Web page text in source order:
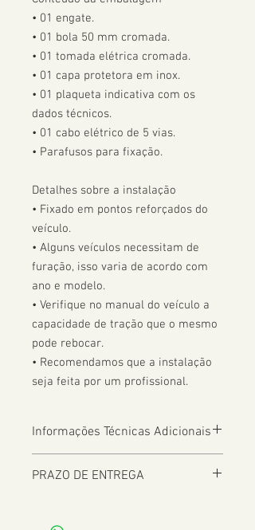
• 01 engate.
• 01 bola 50 mm cromada.
• 01 tomada elétrica cromada.
• 01 capa protetora em inox.
• 01 plaqueta indicativa com os
dados técnicos.
• 01 cabo elétrico de 5 vias.
• Parafusos para fixação.
Detalhes sobre a instalação
• Fixado em pontos reforçados do
veículo.
• Alguns veículos necessitam de
furação, isso varia de acordo com
ano e modelo.
• Verifique no manual do veículo a
capacidade de tração que o mesmo
pode rebocar.
• Recomendamos que a instalação
seja feita por um profissional.
Informações Técnicas Adicionais
PRAZO DE ENTREGA
Localização